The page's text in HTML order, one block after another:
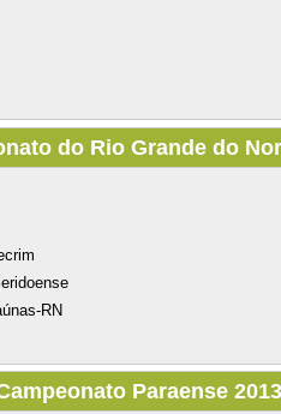
do Rio Grande do
RN
Paraense 2013